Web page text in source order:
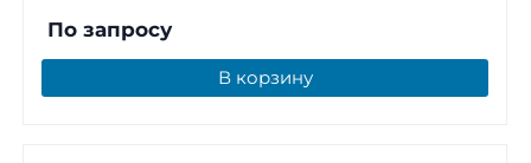
По запросу
В корзину